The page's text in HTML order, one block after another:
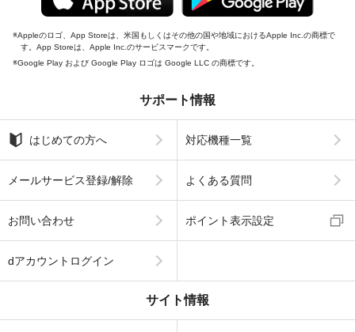
Appleのロゴ、App Storeは、米国もしくはその他の国や地域におけるApple Inc.の商標で
す。App Storeは、Apple Inc.のサービスマークです。
Google Play および Google Play ロゴは Google LLC の商標です。
サポート情報
はじめての方へ 対応機種一覧
メールサービス登録/解除 よくある質問
お問い合わせ ポイント表示設定
dアカウントログイン
サイト情報